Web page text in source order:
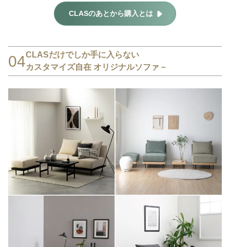
CLASのあとから購入とは
04CLASだけでしか手に入らない
カスタマイズ自在 オリジナルソファ－